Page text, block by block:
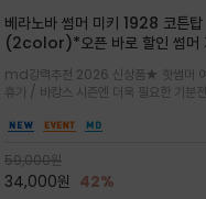
베라노바 썸머 미키 1928 코튼탑
(2color)*오픈 바로 할인 썸머
★ 한정수량 제작 ★ 오가닉 코튼
빈티지 프린트로 여름 하의와 모두
울리는 그래픽
md강력추천 2026 신상품★ 핫썸머
휴가 / 바캉스 시즌엔 더욱 필요한 기분
키 컬러 위에 빈티지한 크랙 효과의 레트
완성
59,000원
34,000원 42%